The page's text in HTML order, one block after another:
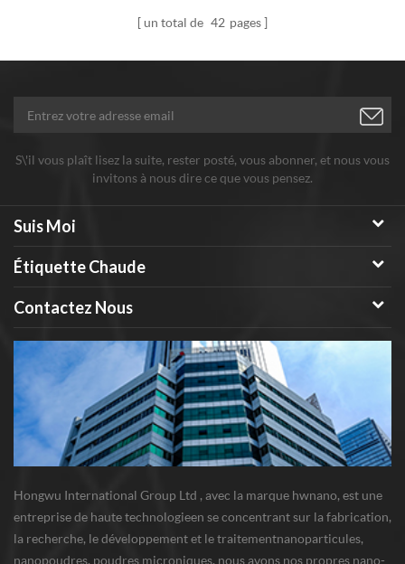
un total de 42 pages
S\'il vous plaît lisez la suite, rester posté, vous abonner, et nous vous
invitons à nous dire ce que vous pensez.
Suis Moi
Étiquette Chaude
Contactez Nous
Hongwu International Group Ltd , avec la marque hwnano, est une
entreprise de haute technologieen se concentrant sur la fabrication,
la recherche, le développement et le traitementnanoparticules,
nanopoudres, poudres microniques. nous avons nos propres nano-